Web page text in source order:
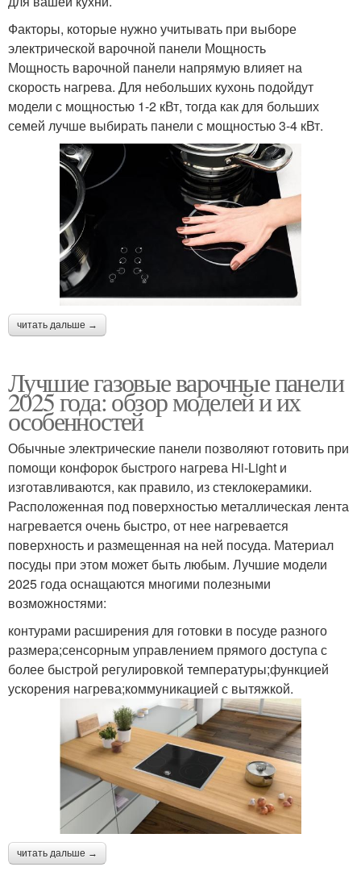
Факторы, которые нужно учитывать при выборе
электрической варочной панели Мощность
Мощность варочной панели напрямую влияет на
скорость нагрева. Для небольших кухонь подойдут
модели с мощностью 1-2 кВт, тогда как для больших
семей лучше выбирать панели с мощностью 3-4 кВт.
читать дальше →
Лучшие газовые варочные панели
2025 года: обзор моделей и их
особенностей
Обычные электрические панели позволяют готовить при
помощи конфорок быстрого нагрева Hi-Light и
изготавливаются, как правило, из стеклокерамики.
Расположенная под поверхностью металлическая лента
нагревается очень быстро, от нее нагревается
поверхность и размещенная на ней посуда. Материал
посуды при этом может быть любым. Лучшие модели
2025 года оснащаются многими полезными
возможностями:
контурами расширения для готовки в посуде разного
размера;сенсорным управлением прямого доступа с
более быстрой регулировкой температуры;функцией
ускорения нагрева;коммуникацией с вытяжкой.
читать дальше →